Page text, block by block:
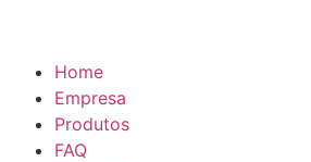
Home
Empresa
Produtos
FAQ